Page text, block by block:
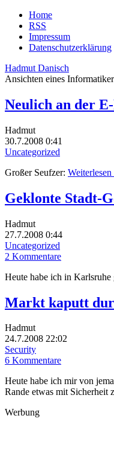
Home
RSS
Impressum
Datenschutzerklärung
Hadmut Danisch
Ansichten eines
Neulich an der
Hadmut
30.7.2008 0:41
Uncategorized
Großer Seufzer: Weiterlesen
Geklonte Stadt-
Hadmut
27.7.2008 0:44
Uncategorized
2 Kommentare
Heute habe ich in Karlsruhe
Markt kaputt
Hadmut
24.7.2008 22:02
Security
6 Kommentare
Heute habe ich mir von
Rande etwas mit Sicherheit
Werbung